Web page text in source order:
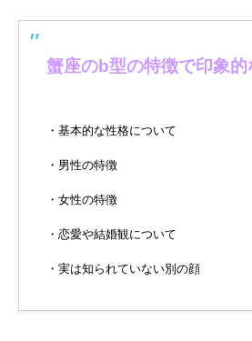
蟹座のb型の特徴で印象
・基本的な性格について
・男性の特徴
・女性の特徴
・恋愛や結婚観について
・実は知られていない別の顔